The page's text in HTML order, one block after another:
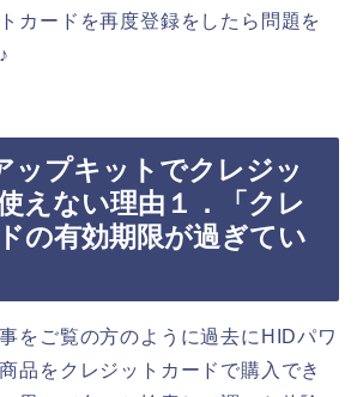
カードを再度登録をしたら問題を
ップキットでクレジッ
えない理由１．「クレ
の有効期限が過ぎてい
をご覧の方のように過去にHIDパワ
品をクレジットカードで購入でき